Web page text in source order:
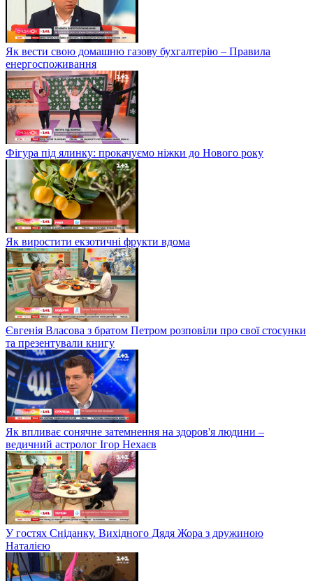
Як вести свою домашню газову бухгалтерію – Правила
енергоспоживання
Фігура під ялинку: прокачуємо ніжки до Нового року
Як виростити екзотичні фрукти вдома
Євгенія Власова з братом Петром розповіли про свої стосунки
та презентували книгу
Як впливає сонячне затемнення на здоров'я людини –
ведичний астролог Ігор Нехаєв
У гостях Сніданку. Вихідного Дядя Жора з дружиною
Наталією